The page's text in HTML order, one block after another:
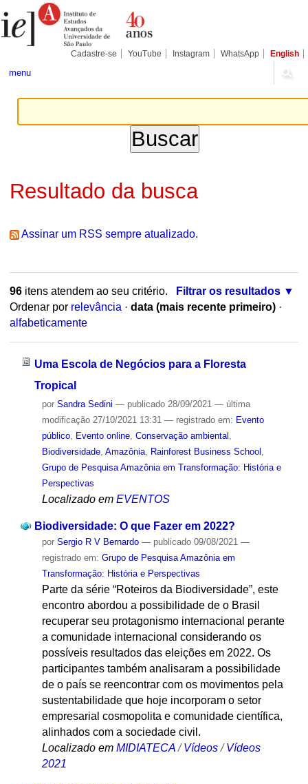
para
conteúdo.
Pessoais
Cadastre-se YouTube Instagram WhatsApp English
menu
Resultado da busca
Assinar um RSS sempre atualizado.
96itens atendem ao seu critério.
Filtrar os resultados
Ordenar por relevância · data (mais recente primeiro) ·
alfabeticamente
Uma Escola de Negócios para a Floresta
Tropical
por Sandra Sedini — publicado28/09/2021 — última
modificação27/10/2021 13:31 — registrado em: Evento
público, Evento online, Conservação ambiental
Biodiversidade, Amazônia, Rainforest Business School
Grupo de Pesquisa Amazônia em Transformação: História e
Perspectivas
Localizado em EVENTOS
Biodiversidade: O que Fazer em 2022?
por Sergio R V Bernardo — publicado09/08/2021 —
registrado em: Grupo de Pesquisa Amazônia em
Transformação: História e Perspectivas
Parte da série “Roteiros da Biodiversidade”, este
encontro abordou a possibilidade de o Brasil
recuperar seu protagonismo internacional perante
a comunidade internacional considerando os
possíveis resultados das eleições em 2022. Os
participantes também analisaram a possibilidade
de o país se reencontrar com os movimentos pela
sustentabilidade que hoje incorporam o setor
empresarial cosmopolita e comunidade científica,
alinhados com a sociedade civil.
Localizado em MIDIATECA /Vídeos /Vídeos
2021